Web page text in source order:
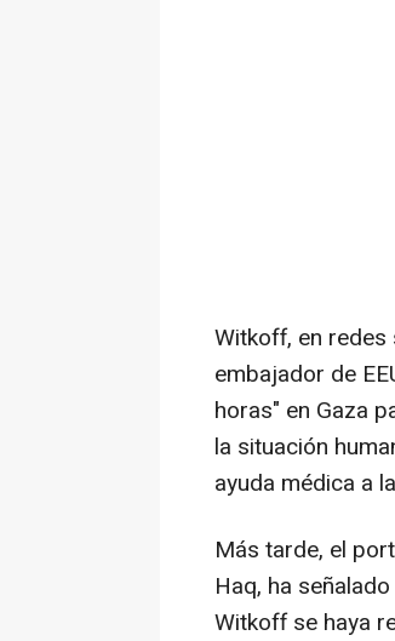
Witkoff, en
embajador de
horas" en Gaza
la situación
ayuda médica a
Más tarde, el
Haq, ha
Witkoff se haya